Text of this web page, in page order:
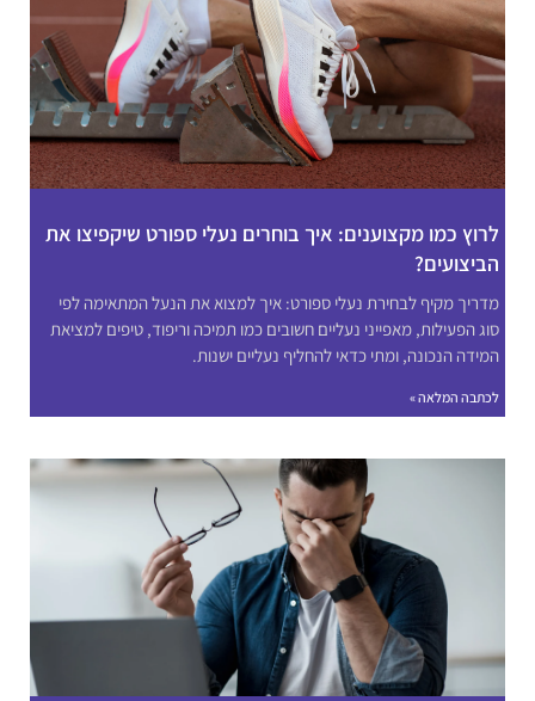
לרוץ כמו מקצוענים: איך בוחרים נעלי ספורט שיקפיצו את
הביצועים?
מדריך מקיף לבחירת נעלי ספורט: איך למצוא את הנעל המתאימה לפי
סוג הפעילות, מאפייני נעליים חשובים כמו תמיכה וריפוד, טיפים למציאת
המידה הנכונה, ומתי כדאי להחליף נעליים ישנות.
לכתבה המלאה »